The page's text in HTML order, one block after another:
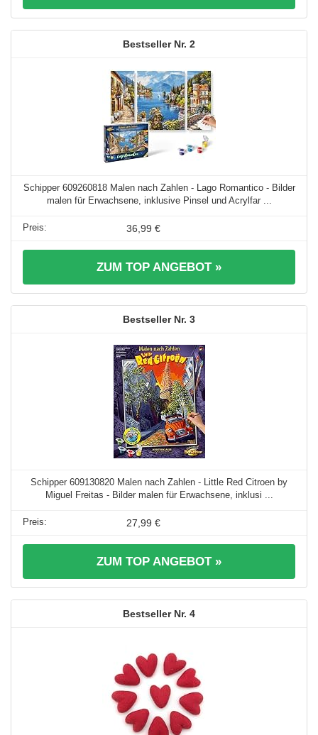
2
Schipper 609260818 Malen nach Zahlen - Lago Romantico - Bilder
malen für Erwachsene, inklusive Pinsel und Acrylfar ...
36,99 €
ZUM TOP ANGEBOT »
3
Schipper 609130820 Malen nach Zahlen - Little Red Citroen by
Miguel Freitas - Bilder malen für Erwachsene, inklusi ...
27,99 €
ZUM TOP ANGEBOT »
4